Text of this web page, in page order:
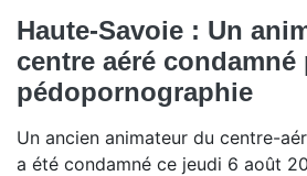
Haute-Savoie : Un
centre aéré condamné
pédopornographie
Un ancien animateur du centre-
a été condamné ce jeudi 6 août